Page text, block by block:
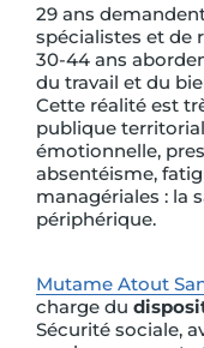
29 ans
spécialistes et de
30-44 ans
du travail et du
Cette réalité est
publique
émotionnelle,
absentéisme,
managériales : la
périphérique.
Mutame Atout
charge du
Sécurité sociale,